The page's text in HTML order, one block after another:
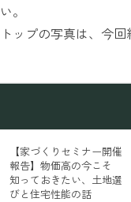
い。
トップの写真は、今回
【家づくりセミナー開催
報告】物価高の今こそ
知っておきたい、土地選
びと住宅性能の話